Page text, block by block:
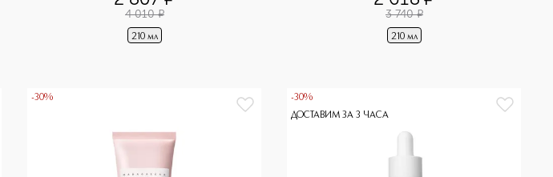
кислотой
4 010 ¤
210 мл
центеллы и комплекс пептидов-9
3 740 ¤
210 мл
-30%
-30%
ДОСТАВИМ ЗА 3 ЧАСА